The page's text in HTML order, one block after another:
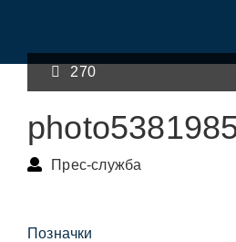
270
Прес-служба
Позначки